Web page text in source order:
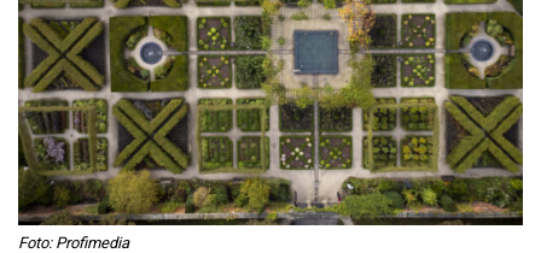
Foto: Profimedia